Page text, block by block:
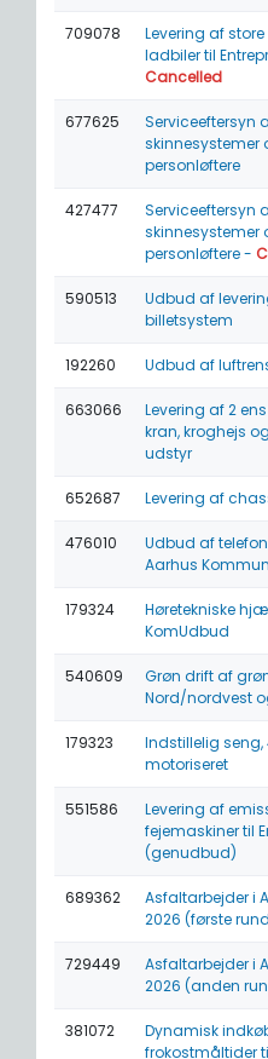
709078
Levering af
ladbiler til
Cancelled
677625
Serviceeftersyn
skinnesystemer
personløftere
427477
Serviceeftersyn
skinnesystemer
personløftere -
590513
Udbud af
billetsystem
192260 Udbud af
663066
Levering af 2
kran, kroghejs
udstyr
652687 Levering af
476010
Udbud af
Aarhus
179324
Høretekniske
KomUdbud
540609
Grøn drift af
Nord/nordvest
179323
Indstillelig
motoriseret
551586
Levering af
fejemaskiner til
(genudbud)
689362
Asfaltarbejder i
2026 (første
729449
Asfaltarbejder i
2026 (anden
381072
Dynamisk
frokostmåltider